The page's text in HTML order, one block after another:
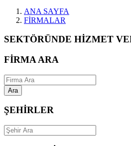
ANA SAYFA
FİRMALAR
SEKTÖRÜNDE HİZMET
FİRMA ARA
Ara
ŞEHİRLER